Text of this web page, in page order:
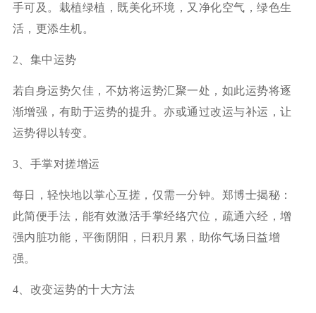
手可及。栽植绿植，既美化环境，又净化空气，绿色生
活，更添生机。
2、集中运势
若自身运势欠佳，不妨将运势汇聚一处，如此运势将逐
渐增强，有助于运势的提升。亦或通过改运与补运，让
运势得以转变。
3、手掌对搓增运
每日，轻快地以掌心互搓，仅需一分钟。郑博士揭秘：
此简便手法，能有效激活手掌经络穴位，疏通六经，增
强内脏功能，平衡阴阳，日积月累，助你气场日益增
强。
4、改变运势的十大方法